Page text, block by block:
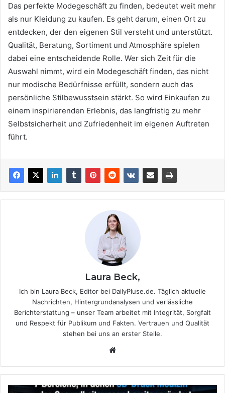
Das perfekte Modegeschäft zu finden, bedeutet weit mehr
als nur Kleidung zu kaufen. Es geht darum, einen Ort zu
entdecken, der den eigenen Stil versteht und unterstützt.
Qualität, Beratung, Sortiment und Atmosphäre spielen
dabei eine entscheidende Rolle. Wer sich Zeit für die
Auswahl nimmt, wird ein Modegeschäft finden, das nicht
nur modische Bedürfnisse erfüllt, sondern auch das
persönliche Stilbewusstsein stärkt. So wird Einkaufen zu
einem inspirierenden Erlebnis, das langfristig zu mehr
Selbstsicherheit und Zufriedenheit im eigenen Auftreten
führt.
Laura Beck,
Ich bin Laura Beck, Editor bei DailyPluse.de. Täglich aktuelle
Nachrichten, Hintergrundanalysen und verlässliche
Berichterstattung – unser Team arbeitet mit Integrität, Sorgfalt
und Respekt für Publikum und Fakten. Vertrauen und Qualität
stehen bei uns an erster Stelle.
te